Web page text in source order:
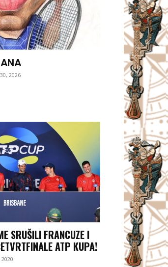
2026
SRUŠILI FRANCUZE I
ATP KUPA!